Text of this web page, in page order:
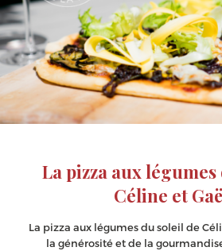
La pizza aux
Céline et
La pizza aux légumes du soleil de
la générosité et de la